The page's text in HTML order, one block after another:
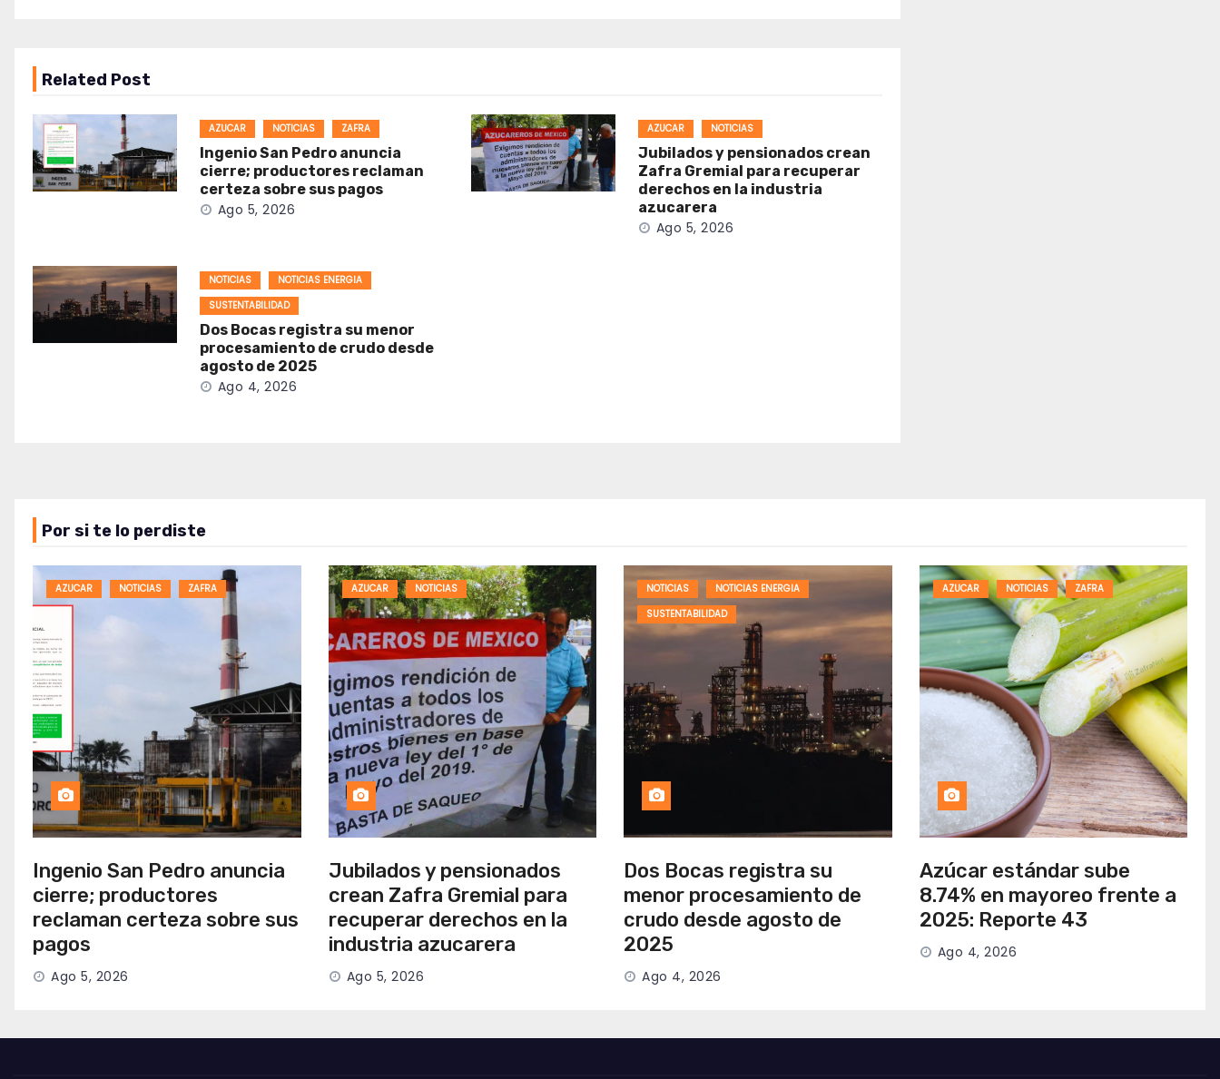
Related Post
AZUCAR NOTICIAS ZAFRA
Ingenio San Pedro anuncia
cierre; productores reclaman
certeza sobre sus pagos
Ago 5, 2026
AZUCAR NOTICIAS
Jubilados y pensionados crean
Zafra Gremial para recuperar
derechos en la industria
azucarera
Ago 5, 2026
NOTICIAS
NOTICIAS ENERGIA
SUSTENTABILIDAD
Dos Bocas registra su menor
procesamiento de crudo desde
agosto de 2025
Ago 4, 2026
Por si te lo perdiste
AZUCAR NOTICIAS ZAFRA
Ingenio San Pedro anuncia
cierre; productores
reclaman certeza sobre sus
pagos
Ago 5, 2026
AZUCAR NOTICIAS
Jubilados y pensionados
crean Zafra Gremial para
recuperar derechos en la
industria azucarera
Ago 5, 2026
NOTICIAS
NOTICIAS ENERGIA
SUSTENTABILIDAD
Dos Bocas registra su
menor procesamiento de
crudo desde agosto de
2025
Ago 4, 2026
AZUCAR NOTICIAS ZAFRA
Azúcar estándar sube
8.74% en mayoreo frente a
2025: Reporte 43
Ago 4, 2026